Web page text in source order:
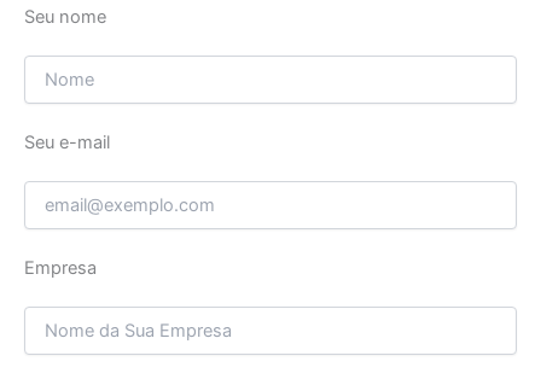
Seu nome
Seu e-mail
Empresa